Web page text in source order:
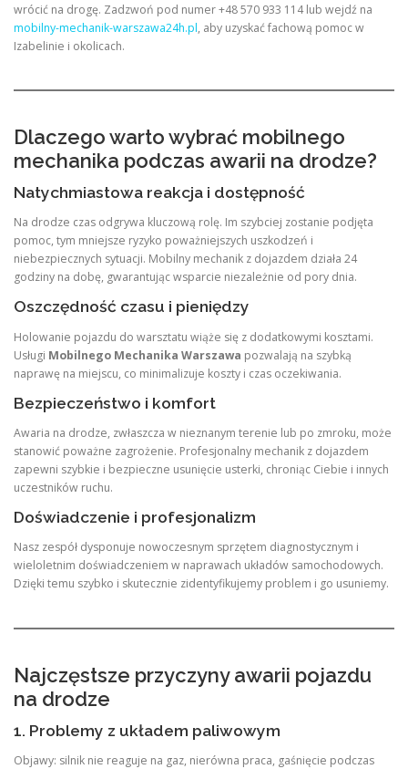
wrócić na drogę. Zadzwoń pod numer +48 570 933 114 lub wejdź na
mobilny-mechanik-warszawa24h.pl, aby uzyskać fachową pomoc w
Izabelinie i okolicach.
Dlaczego warto wybrać mobilnego
mechanika podczas awarii na drodze?
Natychmiastowa reakcja i dostępność
Na drodze czas odgrywa kluczową rolę. Im szybciej zostanie podjęta
pomoc, tym mniejsze ryzyko poważniejszych uszkodzeń i
niebezpiecznych sytuacji. Mobilny mechanik z dojazdem działa 24
godziny na dobę, gwarantując wsparcie niezależnie od pory dnia.
Oszczędność czasu i pieniędzy
Holowanie pojazdu do warsztatu wiąże się z dodatkowymi kosztami.
Usługi Mobilnego Mechanika Warszawa pozwalają na szybką
naprawę na miejscu, co minimalizuje koszty i czas oczekiwania.
Bezpieczeństwo i komfort
Awaria na drodze, zwłaszcza w nieznanym terenie lub po zmroku, może
stanowić poważne zagrożenie. Profesjonalny mechanik z dojazdem
zapewni szybkie i bezpieczne usunięcie usterki, chroniąc Ciebie i innych
uczestników ruchu.
Doświadczenie i profesjonalizm
Nasz zespół dysponuje nowoczesnym sprzętem diagnostycznym i
wieloletnim doświadczeniem w naprawach układów samochodowych.
Dzięki temu szybko i skutecznie zidentyfikujemy problem i go usuniemy.
Najczęstsze przyczyny awarii pojazdu
na drodze
1. Problemy z układem paliwowym
Objawy: silnik nie reaguje na gaz, nierówna praca, gaśnięcie podczas